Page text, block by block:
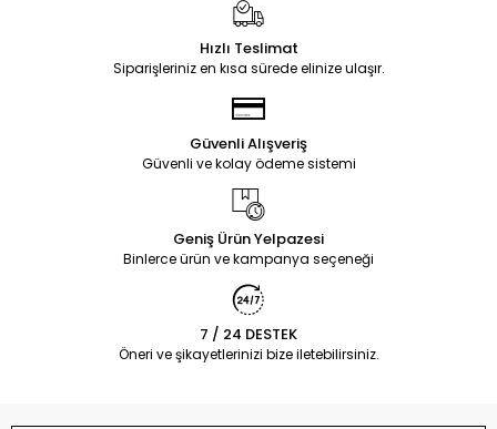
Hızlı Teslimat
Siparişleriniz en kısa sürede elinize ulaşır.
Güvenli Alışveriş
Güvenli ve kolay ödeme sistemi
Geniş Ürün Yelpazesi
Binlerce ürün ve kampanya seçeneği
7 / 24 DESTEK
Öneri ve şikayetlerinizi bize iletebilirsiniz.